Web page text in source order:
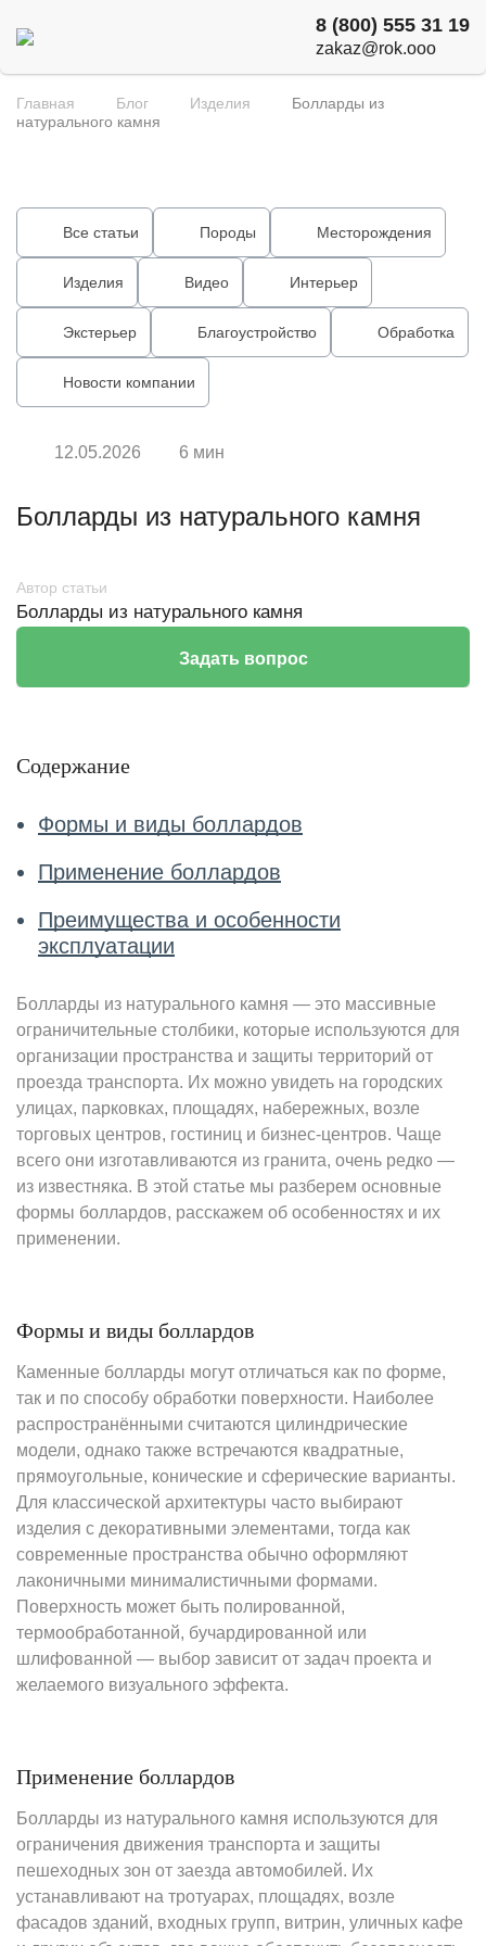
8 (800) 555 31 19
zakaz@rok.ooo
Главная Блог Изделия
Болларды из
натурального камня
Все статьи Породы Месторождения
Изделия Видео Интерьер
Экстерьер Благоустройство Обработка
Новости компании
Болларды из натурального камня
12.05.2026 6 мин
Автор статьи
Болларды из натурального камня
Задать вопрос
Содержание
Формы и виды боллардов
Применение боллардов
Преимущества и особенности
эксплуатации
Болларды из натурального камня — это массивные
ограничительные столбики, которые используются для
организации пространства и защиты территорий от
проезда транспорта. Их можно увидеть на городских
улицах, парковках, площадях, набережных, возле
торговых центров, гостиниц и бизнес-центров. Чаще
всего они изготавливаются из гранита, очень редко —
из известняка. В этой статье мы разберем основные
формы боллардов, расскажем об особенностях и их
применении.
Формы и виды боллардов
Каменные болларды могут отличаться как по форме,
так и по способу обработки поверхности. Наиболее
распространёнными считаются цилиндрические
модели, однако также встречаются квадратные,
прямоугольные, конические и сферические варианты.
Для классической архитектуры часто выбирают
изделия с декоративными элементами, тогда как
современные пространства обычно оформляют
лаконичными минималистичными формами.
Поверхность может быть полированной,
термообработанной, бучардированной или
шлифованной — выбор зависит от задач проекта и
желаемого визуального эффекта.
Применение боллардов
Болларды из натурального камня используются для
ограничения движения транспорта и защиты
пешеходных зон от заезда автомобилей. Их
устанавливают на тротуарах, площадях, возле
фасадов зданий, входных групп, витрин, уличных кафе